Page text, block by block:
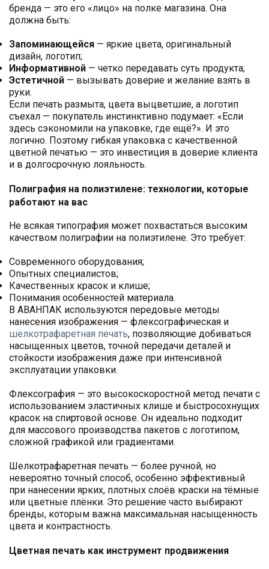
бренда — это его «лицо» на полке магазина. Она
должна быть:
Запоминающейся — яркие цвета, оригинальный
дизайн, логотип;
Информативной — четко передавать суть продукта;
Эстетичной — вызывать доверие и желание взять в
руки.
Если печать размыта, цвета выцветшие, а логотип
съехал — покупатель инстинктивно подумает: «Если
здесь сэкономили на упаковке, где ещё?». И это
логично. Поэтому гибкая упаковка с качественной
цветной печатью — это инвестиция в доверие клиента
и в долгосрочную лояльность.
Полиграфия на полиэтилене: технологии, которые
работают на вас
Не всякая типография может похвастаться высоким
качеством полиграфии на полиэтилене. Это требует:
Современного оборудования;
Опытных специалистов;
Качественных красок и клише;
Понимания особенностей материала.
В АВАНПАК используются передовые методы
нанесения изображения — флексографическая и
шелкотрафаретная печать, позволяющие добиваться
насыщенных цветов, точной передачи деталей и
стойкости изображения даже при интенсивной
эксплуатации упаковки.
Флексография — это высокоскоростной метод печати с
использованием эластичных клише и быстросохнущих
красок на спиртовой основе. Он идеально подходит
для массового производства пакетов с логотипом,
сложной графикой или градиентами.
Шелкотрафаретная печать — более ручной, но
невероятно точный способ, особенно эффективный
при нанесении ярких, плотных слоёв краски на тёмные
или цветные плёнки. Это решение часто выбирают
бренды, которым важна максимальная насыщенность
цвета и контрастность.
Цветная печать как инструмент продвижения